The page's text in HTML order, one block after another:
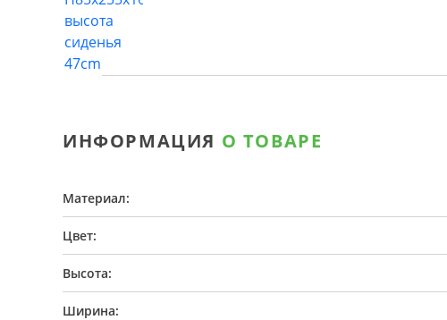
ИНФОРМАЦИЯ О ТОВАРЕ
Материал:
Цвет:
Высота:
Ширина: